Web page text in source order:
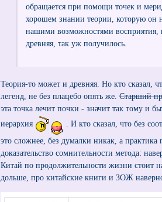
обращается при помощи точек и
хорошем знании теории, которую он
нашими возможностями
древняя, так уж получилось.
Теория-то может и древняя. Но кто сказал,
легенд, не без плацебо опять же.Старший
эта точка лечит почки - значит так тому и
иерархия
. И кто сказал, что без
это сложнее, без думалки никак, а
доказательство сомнительности метода:
Китай по продолжительности жизни стоит
дольше, про китайские книги и ЗОЖ